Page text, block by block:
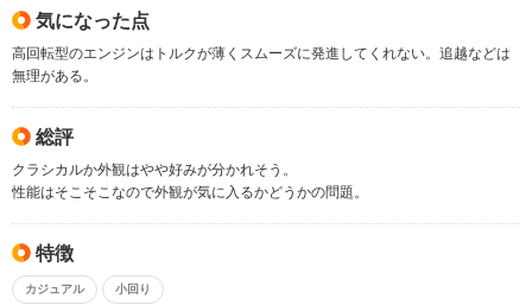
気になった点
高回転型のエンジンはトルクが薄くスムーズに発進してくれない。追越などは
無理がある。
総評
クラシカルか外観はやや好みが分かれそう。
性能はそこそこなので外観が気に入るかどうかの問題。
特徴
カジュアル 小回り